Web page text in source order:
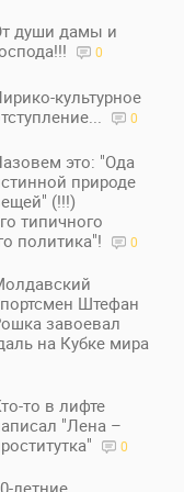
души дамы и
0
культурное
0
это: "Ода
природе
(!!!)
типичного
политика"!
0
Штефан
завоевал
на Кубке мира
то в лифте
"Лена –
0